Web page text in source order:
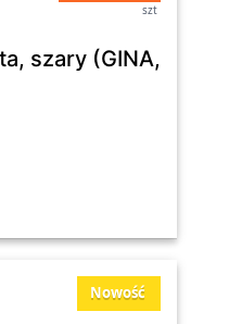
szt
szary (GINA, 34 x
Nowość